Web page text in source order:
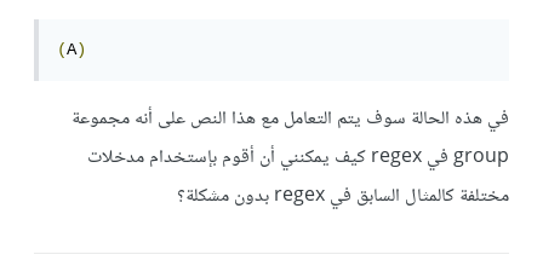
(A)
في هذه الحالة سوف يتم التعامل مع هذا النص على أنه مجموعة
group في regex كيف يمكنني أن أقوم بإستخدام مدخلات
مختلفة كالمثال السابق في regex بدون مشكلة؟